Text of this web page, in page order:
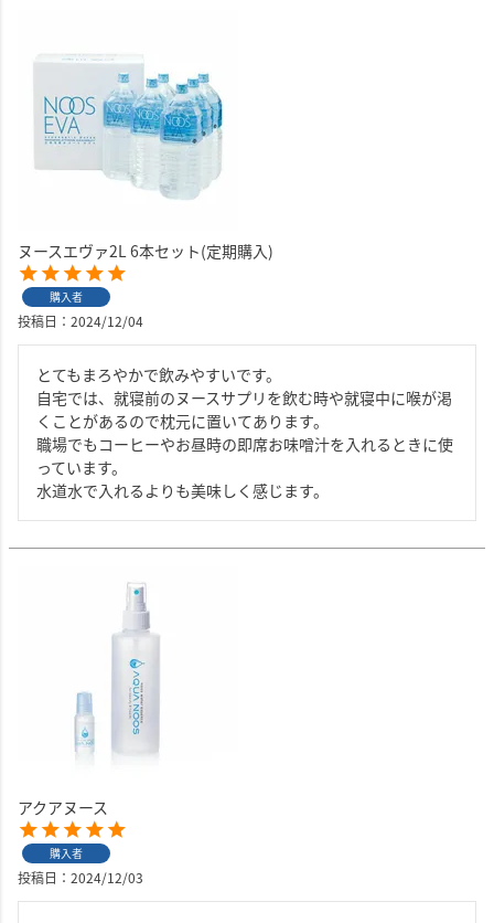
ヌースエヴァ2L 6本セット(定期購入)
購入者
投稿日 2024/12/04
とてもまろやかで飲みやすいです。
自宅では、就寝前のヌースサプリを飲む時や就寝中に喉が渇
くことがあるので枕元に置いてあります。
職場でもコーヒーやお昼時の即席お味噌汁を入れるときに使
っています。
水道水で入れるよりも美味しく感じます。
アクアヌース
購入者
投稿日 2024/12/03